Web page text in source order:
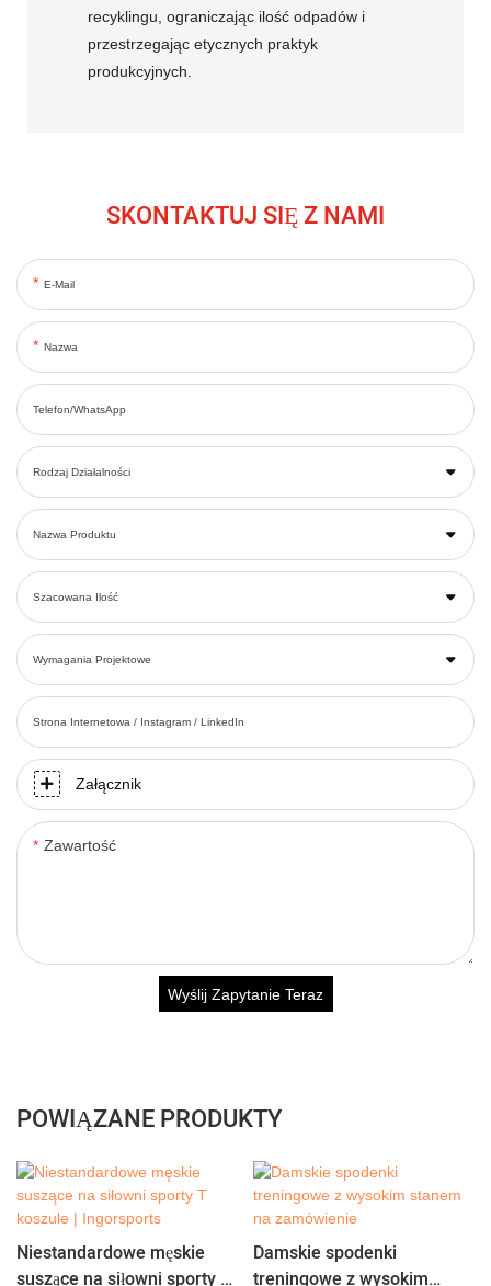
recyklingu, ograniczając ilość odpadów i
przestrzegając etycznych praktyk
produkcyjnych.
SKONTAKTUJ SIĘ Z NAMI
E-Mail
Nazwa
Telefon/WhatsApp
Rodzaj Działalności
Nazwa Produktu
Szacowana Ilość
Wymagania Projektowe
Strona Internetowa / Instagram / LinkedIn
Załącznik
Zawartość
Wyślij Zapytanie Teraz
POWIĄZANE PRODUKTY
Niestandardowe męskie
suszące na siłowni sporty T
Damskie spodenki
treningowe z wysokim